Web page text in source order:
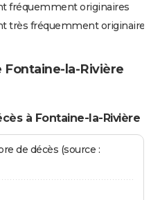
fréquemment originaires
très fréquemment originaires
Fontaine-la-Rivière
à Fontaine-la-Rivière
de décès (source :